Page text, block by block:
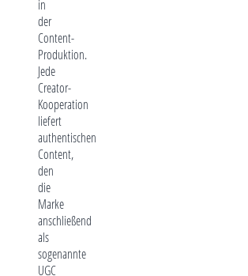
in
der
Content-
Produktion.
Jede
Creator-
Kooperation
liefert
authentischen
Content,
den
die
Marke
anschließend
als
sogenannte
UGC